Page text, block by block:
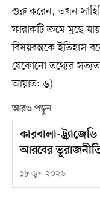
শুরু করেন, তখন
ফারাকটি ক্রমে মুছে
বিষয়বস্তুকে ইতিহাস
যেকোনো তথ্যের
আয়াত: ৬)
আরও পড়ুন
কারবালা-
আরবের
১৮ জুন ২০২৬